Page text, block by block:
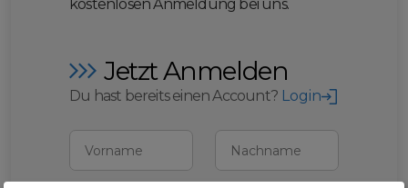
kostenlosen Anmeldung bei uns.
Jetzt Anmelden
Du hast bereits einen Account? Login
Vorname Nachname